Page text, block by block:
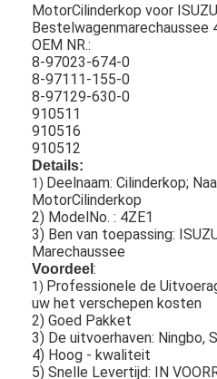
MotorCilinderkop voor
Bestelwagenmarechaussee
OEM NR.:
8-97023-674-0
8-97111-155-0
8-97129-630-0
910511
910516
910512
Details:
1) Deelnaam: Cilinderkop;
MotorCilinderkop
2) ModelNo. : 4ZE1
3) Ben van toepassing:
Marechaussee
Voordeel:
1) Professionele de
uw het verschepen kosten
2) Goed Pakket
3) De uitvoerhaven: Ningbo,
4) Hoog - kwaliteit
5) Snelle Levertijd: IN